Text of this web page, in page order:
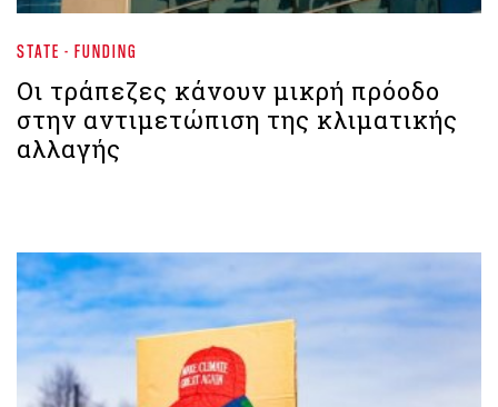
STATE - FUNDING
Οι τράπεζες κάνουν μικρή πρόοδο
στην αντιμετώπιση της κλιματικής
αλλαγής